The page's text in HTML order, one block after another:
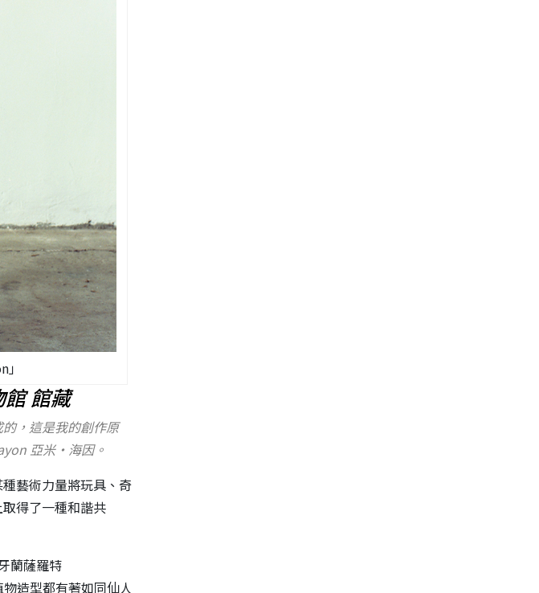
館藏
，這是我的創作原
亞米‧海因。
藝術力量將玩具、奇
得了一種和諧共
蘭薩羅特
造型都有著如同仙人